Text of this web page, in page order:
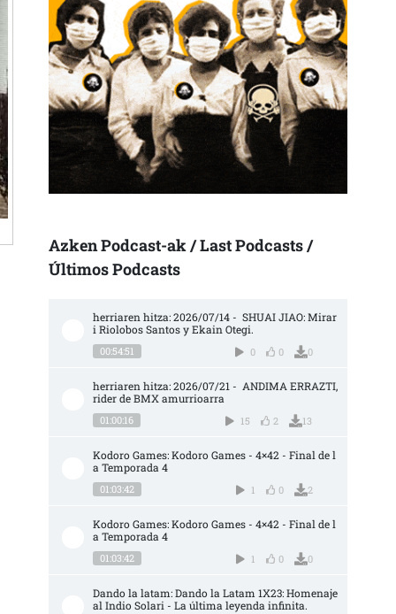
Azken Podcast-ak / Last Podcasts /
Últimos Podcasts
herriaren hitza: 2026/07/14 -  SHUAI JIAO: Mirar
i Riolobos Santos y Ekain Otegi.
00:54:51 0 0 0
herriaren hitza: 2026/07/21 -  ANDIMA ERRAZTI,
rider de BMX amurrioarra
01:00:16 15 2 13
Kodoro Games: Kodoro Games - 4×42 - Final de l
a Temporada 4
01:03:42 1 0 2
Kodoro Games: Kodoro Games - 4×42 - Final de l
a Temporada 4
01:03:42 1 0 0
Dando la latam: Dando la Latam 1X23: Homenaje
al Indio Solari - La última leyenda infinita.